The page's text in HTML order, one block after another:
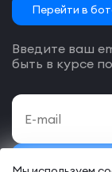
Перейти в
Введите ваш
быть в курсе